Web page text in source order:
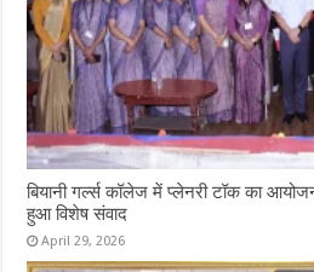
बियानी गर्ल्स कॉलेज में प्लेनरी टॉक का
हुआ विशेष संवाद
April 29, 2026